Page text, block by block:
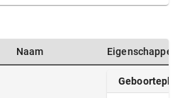
Naam Eigenschappen